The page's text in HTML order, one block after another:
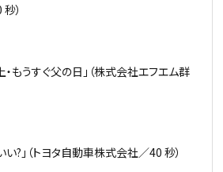
）
もうすぐ父の日」（株式会社エフエム群
?」（トヨタ自動車株式会社／40 秒）